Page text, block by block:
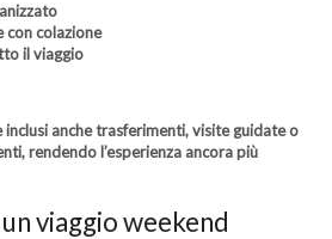
con colazione
il viaggio
inclusi anche trasferimenti, visite guidate o
rendendo l’esperienza ancora più
viaggio weekend